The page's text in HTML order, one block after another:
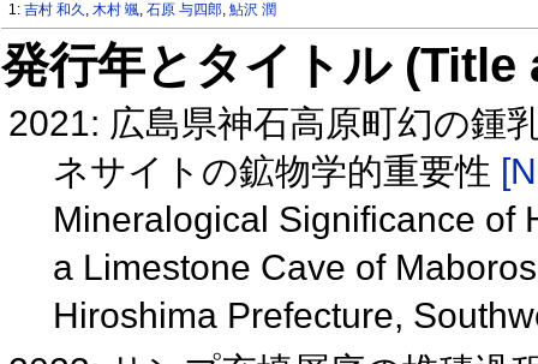
1:吉村 和久 ,木村 颯,石原 与四郎,鮎沢 潤
発行年とタイトル
2021: 広島県神石高原町幻の鍾
ネサイトの鉱物学的重要性
Mineralogical Significance of
a Limestone Cave of
Hiroshima Prefecture,